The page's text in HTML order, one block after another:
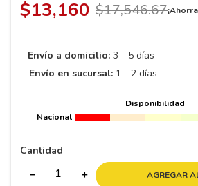
$13,160 $17,546.67
Envío a domicilio: 3 - 5 días
Envío en sucursal: 1 - 2 días
Disponibilidad
Nacional
Cantidad
＋
－ AGREGAR